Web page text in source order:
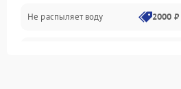
Программное обеспечение
Не распыляет воду 2000 ₽